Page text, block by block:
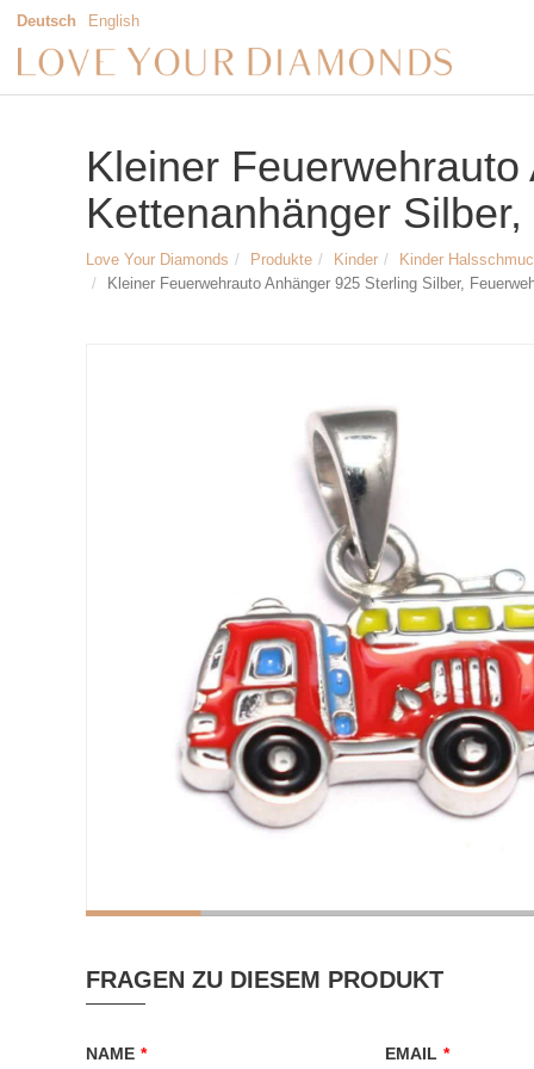
Deutsch English
Kleiner
Kettenanhänger
Love Your Diamonds Produkte Kinder
Kinder
Kleiner Feuerwehrauto Anhänger 925 Sterling Silber,
FRAGEN ZU DIESEM PRODUKT
NAME * EMAIL *